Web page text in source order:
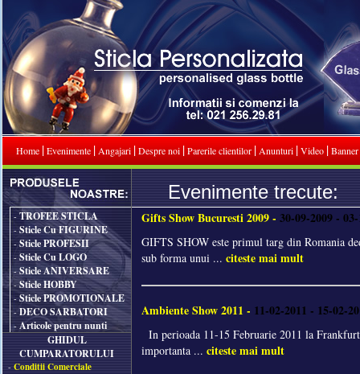
Home|Evenimente| Angajari|Despre noi|Parerile clientilor| Anunturi|Video|
-TROFEE STICLA
-Sticle Cu FIGURINE
-Sticle PROFESII
-Sticle Cu LOGO
-Sticle ANIVERSARE
-Sticle HOBBY
-Sticle PROMOTIONALE
-DECO SARBATORI
-Articole pentru nunti
GHIDUL
CUMPARATORULUI
-Conditii Comerciale
Evenimente trecute:
Gifts Show Bucuresti 2009 - 30-09-2009 -
GIFTS SHOW este primul targ din Romania
sub forma unui ... citeste mai mult
Ambiente Show 2011 - 11-02-2011 - 15-02-
In perioada 11-15 Februarie 2011 la
importanta ... citeste mai mult